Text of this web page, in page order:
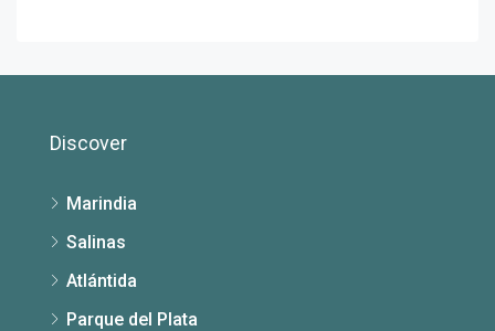
Discover
Marindia
Salinas
Atlántida
Parque del Plata